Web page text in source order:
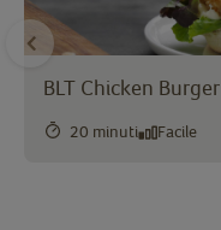
BLT Chicken Burger
20 minuti Facile